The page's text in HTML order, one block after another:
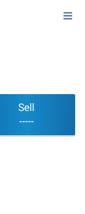
Sell
-----